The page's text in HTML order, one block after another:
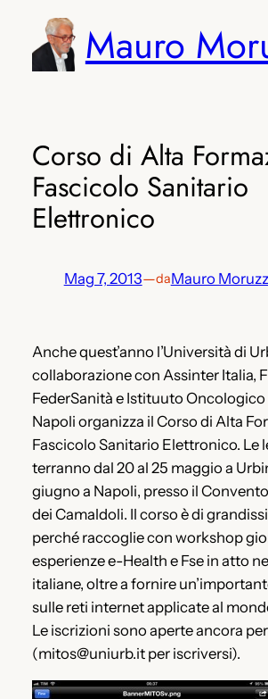
contenuto
Mauro
Corso di Alta
Fascicolo Sanitario
Elettronico
Mag 7, 2013—daMauro
Anche quest’anno l’Università di
collaborazione con Assinter Italia,
FederSanità e Istituuto Oncologico
Napoli organizza il Corso di Alta
Fascicolo Sanitario Elettronico. Le
terranno dal 20 al 25 maggio a
giugno a Napoli, presso il
dei Camaldoli. Il corso è di
perché raccoglie con workshop
esperienze e-Health e Fse in atto
italiane, oltre a fornire
sulle reti internet applicate al
Le iscrizioni sono aperte ancora
(mitos@uniurb.it per iscriversi).